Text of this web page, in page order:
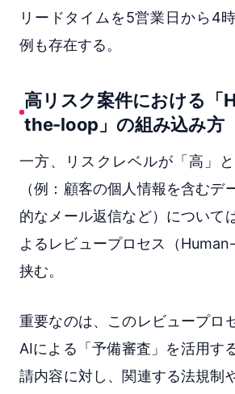
リードタイムを5営業日から4
例も存在する。
高リスク案件における「
the-loop」の組み込み方
一方、リスクレベルが「高」
（例：顧客の個人情報を含むデ
的なメール返信など）について
よるレビュープロセス（
挟む。
重要なのは、このレビュープロ
AIによる「予備審査」を活用す
請内容に対し、関連する法規制